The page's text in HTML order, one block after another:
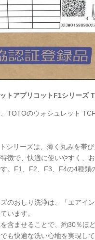
トアプリコットF1シリーズ
TOTOのウォシュレット
シリーズは、薄く丸みを帯
徴で、快適に使いやすく、
。F1、F2、F3、F4の4種類
のおしり洗浄は、「エアイ
います。
含ませることで、約30％ほ
も快適な洗い心地を実現し